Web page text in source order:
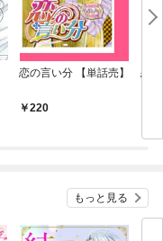
恋の言い分 【単話売】
220
恋
もっと見る